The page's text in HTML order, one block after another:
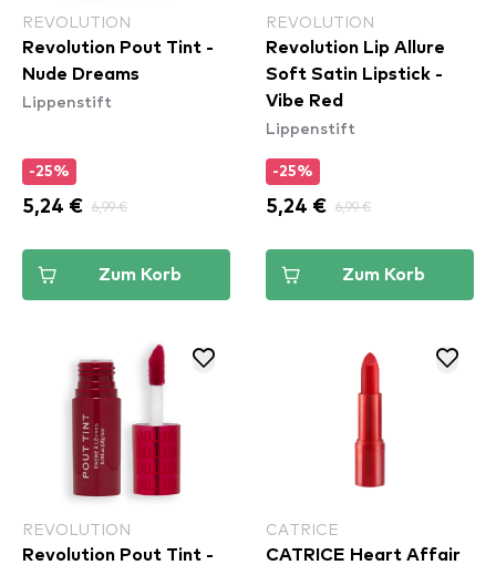
REVOLUTION
Revolution Pout Tint -
Nude Dreams
Lippenstift
-25%
5,24 € 6,99 €
Zum Korb
REVOLUTION
Revolution Lip Allure
Soft Satin Lipstick -
Vibe Red
Lippenstift
-25%
5,24 € 6,99 €
Zum Korb
REVOLUTION
Revolution Pout Tint -
CATRICE
CATRICE Heart Affair